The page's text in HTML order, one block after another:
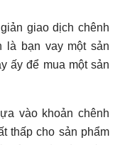
suất
giao dịch chênh
là bạn vay một sản
ấy để mua một sản
vào khoản chênh
thấp cho sản phẩm